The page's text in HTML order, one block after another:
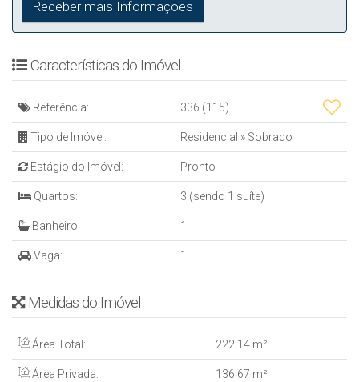
Características do Imóvel
Referência: 336 (115)
Tipo de Imóvel: Residencial » Sobrado
Estágio do Imóvel: Pronto
Quartos: 3 (sendo 1 suíte)
Banheiro: 1
Vaga: 1
Medidas do Imóvel
Área Total: 222.14 m²
Área Privada: 136.67 m²